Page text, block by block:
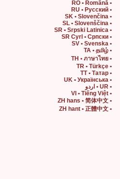
• RO • Română
• RU • Русский
• SK • Slovenčina
• SL • Slovenščina
• SR • Srpski Latinica
• SR Cyrl • Српски
• SV • Svenska
• TA • தமிழ்
• TH • ภาษาไทย
• TR • Türkçe
• TT • Татар
• UK • Українська
• UR • اردو
• VI • Tiếng Việt
• ZH hans • 简体中文
• ZH hant • 正體中文